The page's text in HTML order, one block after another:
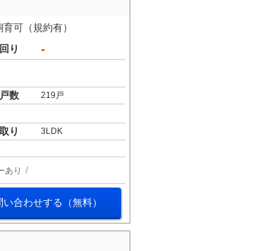
可（規約有）
り -
数 219戸
り 3LDK
あり
い合わせする（無料）